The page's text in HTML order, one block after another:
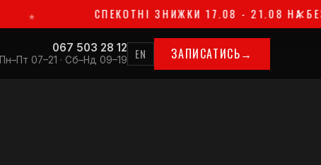
СПЕКОТНІ ЗНИЖКИ 17.08 - 21.08 НА ✕
067 503 28 12
Пн–Пт 07–21 · Сб–Нд 09–19 EN ЗАПИСАТИСЬ→